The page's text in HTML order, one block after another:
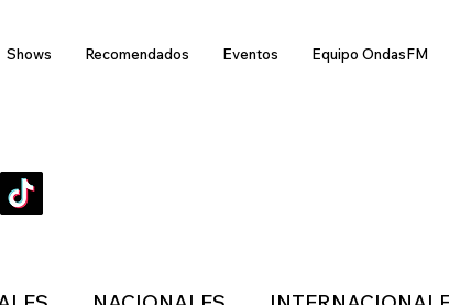
Shows Recomendados Eventos Equipo OndasFM